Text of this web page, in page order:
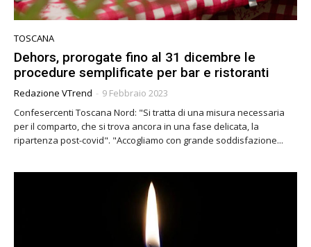
TOSCANA
Dehors, prorogate fino al 31 dicembre le
procedure semplificate per bar e ristoranti
Redazione VTrend - 9 Febbraio 2023
Confesercenti Toscana Nord: "Si tratta di una misura necessaria
per il comparto, che si trova ancora in una fase delicata, la
ripartenza post-covid". "Accogliamo con grande soddisfazione...